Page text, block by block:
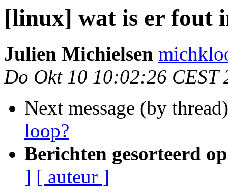
[linux] wat is er fout
Julien Michielsen
Do Okt 10 10:02:26 CEST
Next message (by
loop?
Berichten gesorteerd
] [ auteur ]